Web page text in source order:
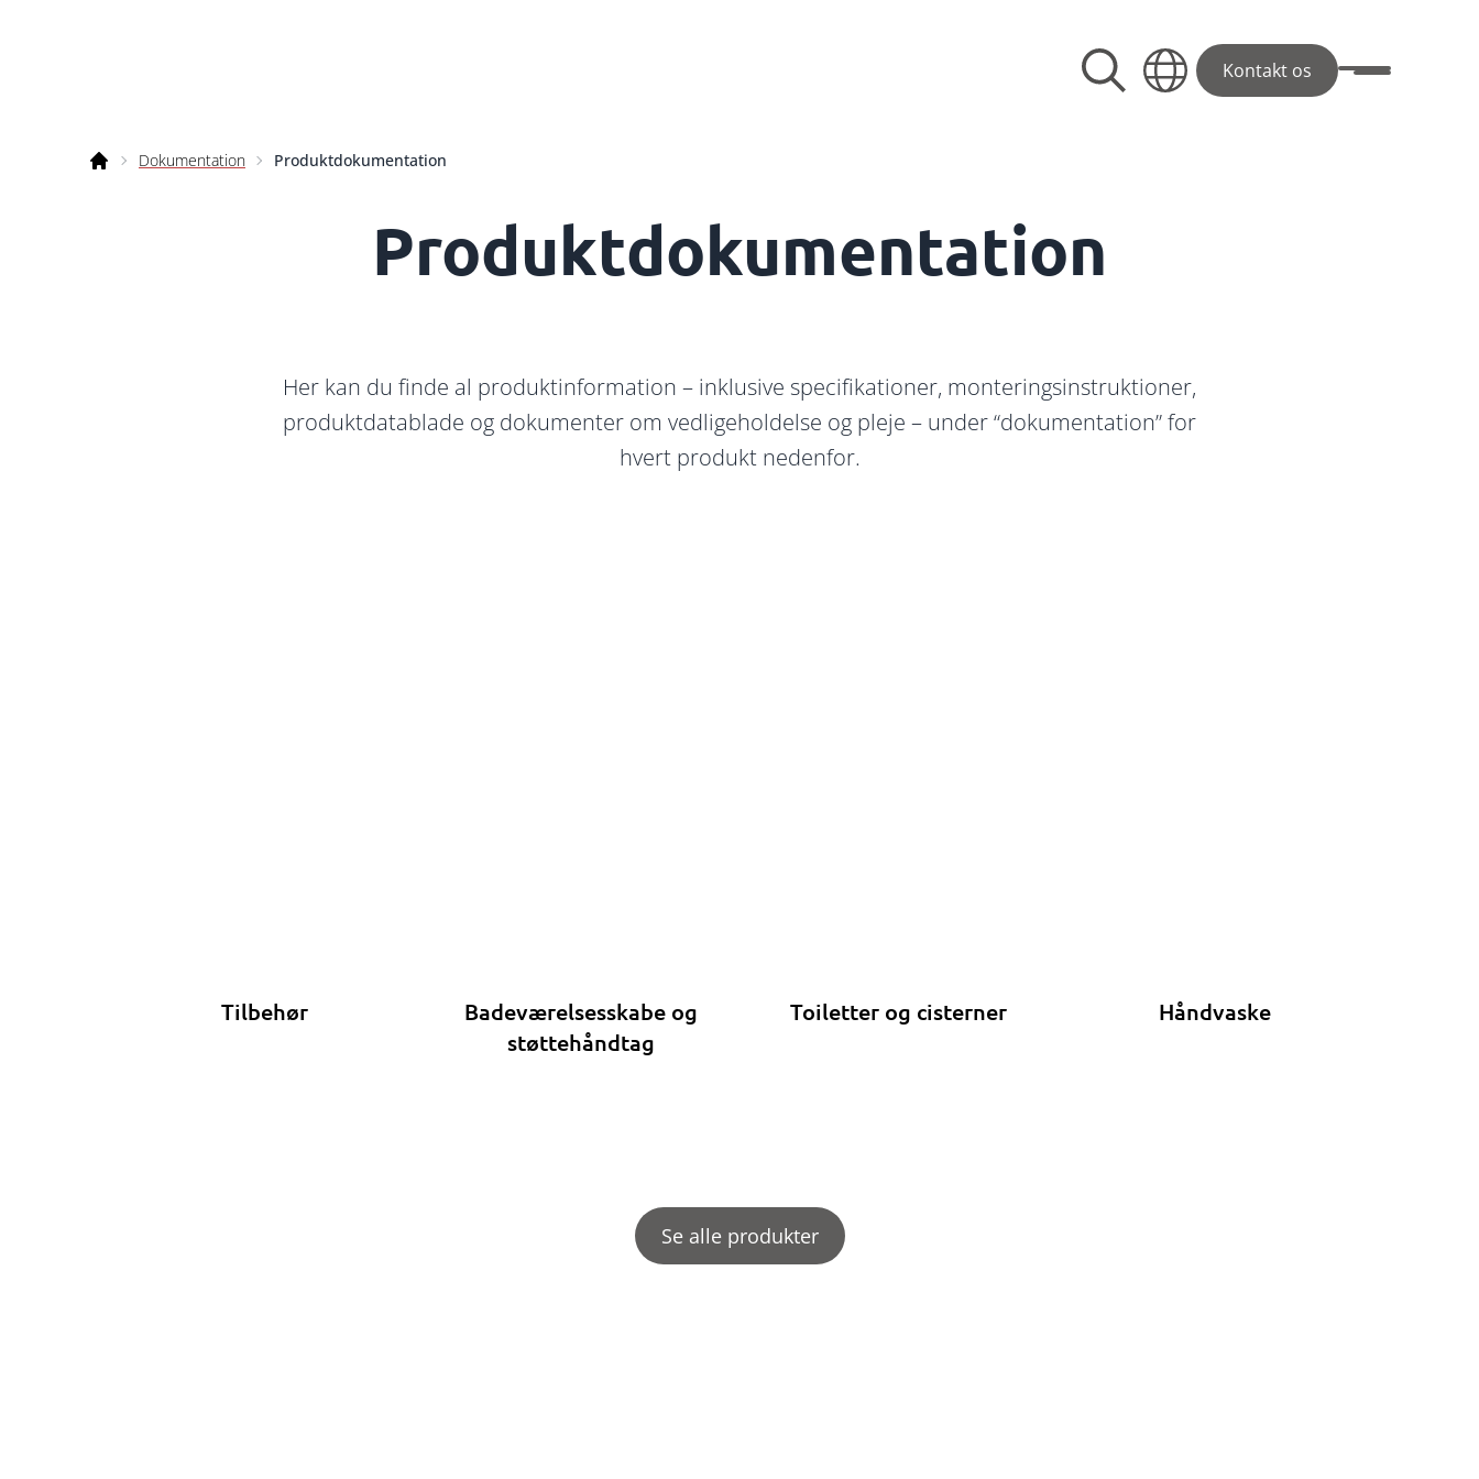
Kontakt os Toggle menu
Dokumentation Produktdokumentation
Produktdokumentation
Her kan du finde al produktinformation – inklusive specifikationer, monteringsinstruktioner,
produktdatablade og dokumenter om vedligeholdelse og pleje – under “dokumentation” for
hvert produkt nedenfor.
Tilbehør
Badeværelsesskabe og
støttehåndtag
Toiletter og cisterner Håndvaske
Se alle produkter